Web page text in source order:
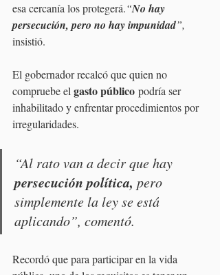
esa cercanía los protegerá.“No hay
persecución, pero no hay impunidad”,
insistió.
El gobernador recalcó que quien no
compruebe el gasto público podría ser
inhabilitado y enfrentar procedimientos por
irregularidades.
“Al rato van a decir que hay
persecución política, pero
simplemente la ley se está
aplicando”, comentó.
Recordó que para participar en la vida